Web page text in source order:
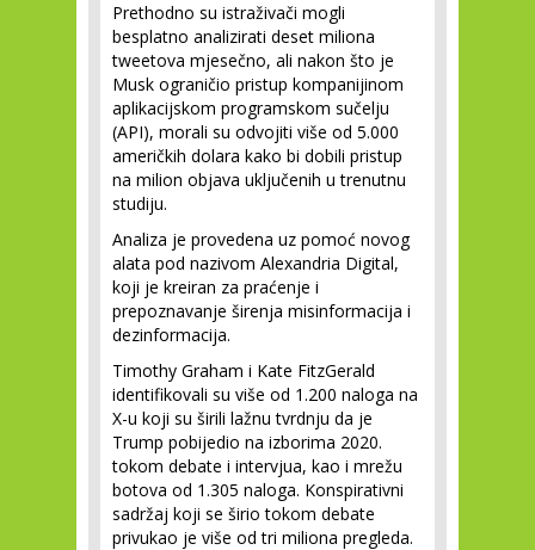
Prethodno su istraživači mogli
besplatno analizirati deset miliona
tweetova mjesečno, ali nakon što je
Musk ograničio pristup kompanijinom
aplikacijskom programskom sučelju
(API), morali su odvojiti više od 5.000
američkih dolara kako bi dobili pristup
na milion objava uključenih u trenutnu
studiju.
Analiza je provedena uz pomoć novog
alata pod nazivom Alexandria Digital,
koji je kreiran za praćenje i
prepoznavanje širenja misinformacija i
dezinformacija.
Timothy Graham i Kate FitzGerald
identifikovali su više od 1.200 naloga na
X-u koji su širili lažnu tvrdnju da je
Trump pobijedio na izborima 2020.
tokom debate i intervjua, kao i mrežu
botova od 1.305 naloga. Konspirativni
sadržaj koji se širio tokom debate
privukao je više od tri miliona pregleda.